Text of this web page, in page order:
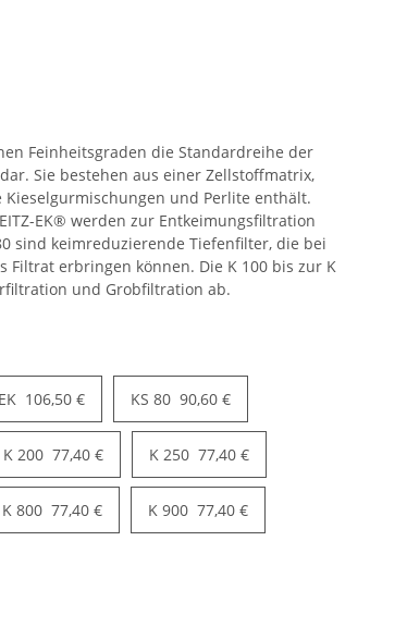
Feinheitsgraden die Standardreihe der
Sie bestehen aus einer Zellstoffmatrix,
und Perlite enthält.
EK® werden zur Entkeimungsfiltration
sind keimreduzierende Tiefenfilter, die bei
Filtrat erbringen können. Die K 100 bis zur K
und Grobfiltration ab.
EK 106,50 € KS 80 90,60 €
K 200 77,40 € K 250 77,40 €
K 800 77,40 € K 900 77,40 €